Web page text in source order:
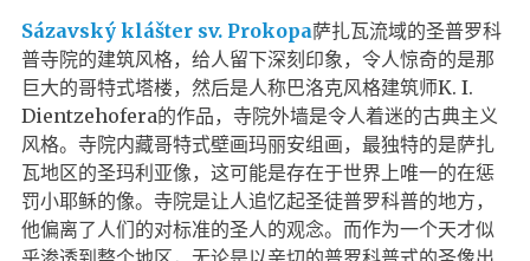
Sázavský klášter sv. Prokopa萨扎瓦流域的圣普罗科
普寺院的建筑风格，给人留下深刻印象，令人惊奇的是那
巨大的哥特式塔楼，然后是人称巴洛克风格建筑师K. I.
Dientzehofera的作品，寺院外墙是令人着迷的古典主义
风格。寺院内藏哥特式壁画玛丽安组画，最独特的是萨扎
瓦地区的圣玛利亚像，这可能是存在于世界上唯一的在惩
罚小耶稣的像。寺院是让人追忆起圣徒普罗科普的地方，
他偏离了人们的对标准的圣人的观念。而作为一个天才似